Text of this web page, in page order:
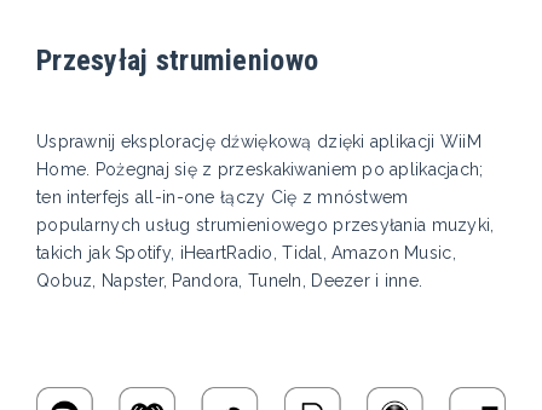
Przesyłaj strumieniowo
Usprawnij eksplorację dźwiękową dzięki aplikacji WiiM
Home. Pożegnaj się z przeskakiwaniem po aplikacjach;
ten interfejs all-in-one łączy Cię z mnóstwem
popularnych usług strumieniowego przesyłania muzyki,
takich jak Spotify, iHeartRadio, Tidal, Amazon Music,
Qobuz, Napster, Pandora, TuneIn, Deezer i inne.